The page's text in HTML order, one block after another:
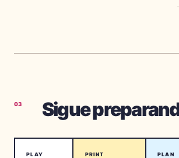
03 Sigue
PLAY PRINT PLAN